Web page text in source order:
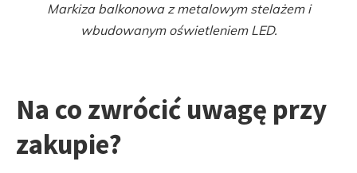
Markiza balkonowa z metalowym stelażem i
wbudowanym oświetleniem LED.
Na co zwrócić uwagę przy
zakupie?